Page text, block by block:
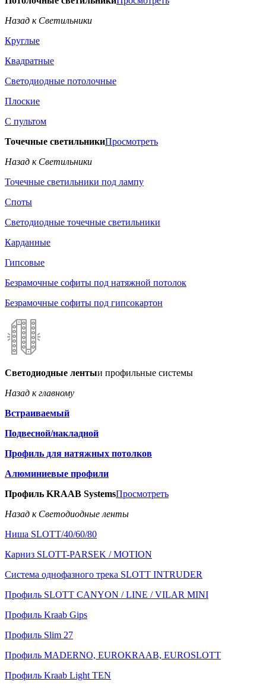
Назад к Светильники
Круглые
Квадратные
Светодиодные потолочные
Плоские
С пультом
Точечные светильникиПросмотреть
Назад к Светильники
Точечные светильники под лампу
Споты
Светодиодные точечные светильники
Карданные
Гипсовые
Безрамочные софиты под натяжной потолок
Безрамочные софиты под гипсокартон
Светодиодные лентыи профильные системы
Назад к главному
Встраиваемый
Подвесной/накладной
Профиль для натяжных потолков
Алюминиевые профили
Профиль KRAAB SystemsПросмотреть
Назад к Светодиодные ленты
Ниша SLOTT/40/60/80
Карниз SLOTT-PARSEK / MOTION
Система однофазного трека SLOTT INTRUDER
Профиль SLOTT CANYON / LINE / VILAR MINI
Профиль Kraab Gips
Профиль Slim 27
Профиль MADERNO, EUROKRAAB, EUROSLOTT
Профиль Kraab Light TEN